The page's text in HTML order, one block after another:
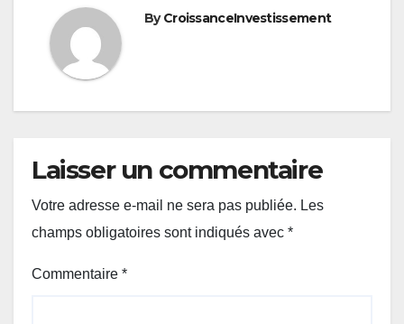
ByCroissanceInvestissement
Laisser un commentaire
Votre adresse e-mail ne sera pas publiée. Les
champs obligatoires sont indiqués avec *
Commentaire *